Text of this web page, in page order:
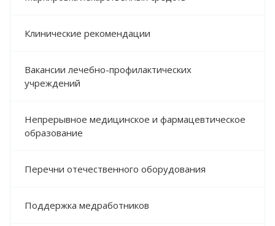
Клинические рекомендации
Вакансии лечебно-профилактических
учреждений
Непрерывное медицинское и фармацевтическое
образование
Перечни отечественного оборудования
Поддержка медработников
НАЦИОНАЛЬНЫЕ ПРОЕКТЫ
"ПРОДОЛЖИТЕЛЬНАЯ И АКТИВНАЯ ЖИЗНЬ"
НАЦИОНАЛЬНЫЙ ПРОЕКТ "СЕМЬЯ"
ДОКУМЕНТЫ
НОРМАТИВНО-ПРАВОВЫЕ АКТЫ
СЕВАСТОПОЛЯ
ДЕПАРТАМЕНТА ЗДРАВООХРАНЕНИЯ